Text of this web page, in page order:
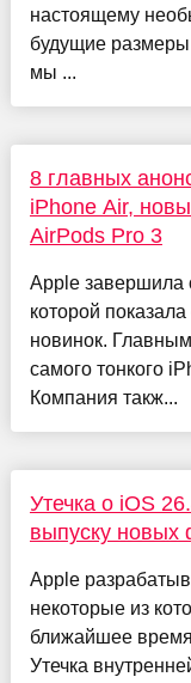
настоящему
будущие
мы ...
8 главных
iPhone Air,
AirPods Pro 3
Apple завершила
которой
новинок.
самого тонкого
Компания такж...
Утечка о iOS
выпуску новых
Apple
некоторые из
ближайшее
Утечка